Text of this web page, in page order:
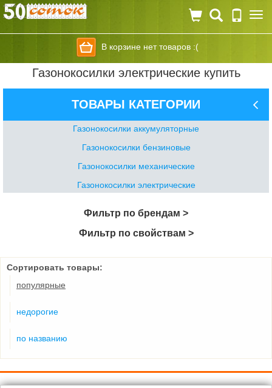
В корзине нет товаров :(
Газонокосилки электрические купить
ТОВАРЫ КАТЕГОРИИ
Газонокосилки аккумуляторные
Газонокосилки бензиновые
Газонокосилки механические
Газонокосилки электрические
Фильтр по брендам >
Фильтр по свойствам >
Сортировать товары:
популярные
недорогие
по названию